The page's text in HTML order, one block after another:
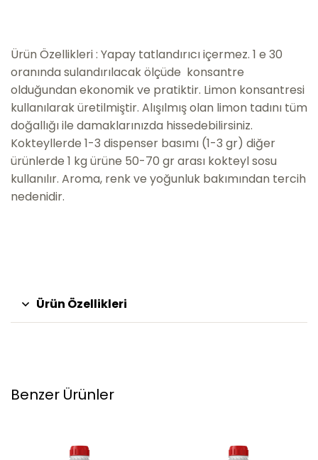
Ürün Özellikleri : Yapay tatlandırıcı içermez. 1 e 30
oranında sulandırılacak ölçüde konsantre
olduğundan ekonomik ve pratiktir. Limon konsantresi
kullanılarak üretilmiştir. Alışılmış olan limon tadını tüm
doğallığı ile damaklarınızda hissedebilirsiniz.
Kokteyllerde 1-3 dispenser basımı (1-3 gr) diğer
ürünlerde 1 kg ürüne 50-70 gr arası kokteyl sosu
kullanılır. Aroma, renk ve yoğunluk bakımından tercih
nedenidir.
Ürün Özellikleri
Benzer Ürünler